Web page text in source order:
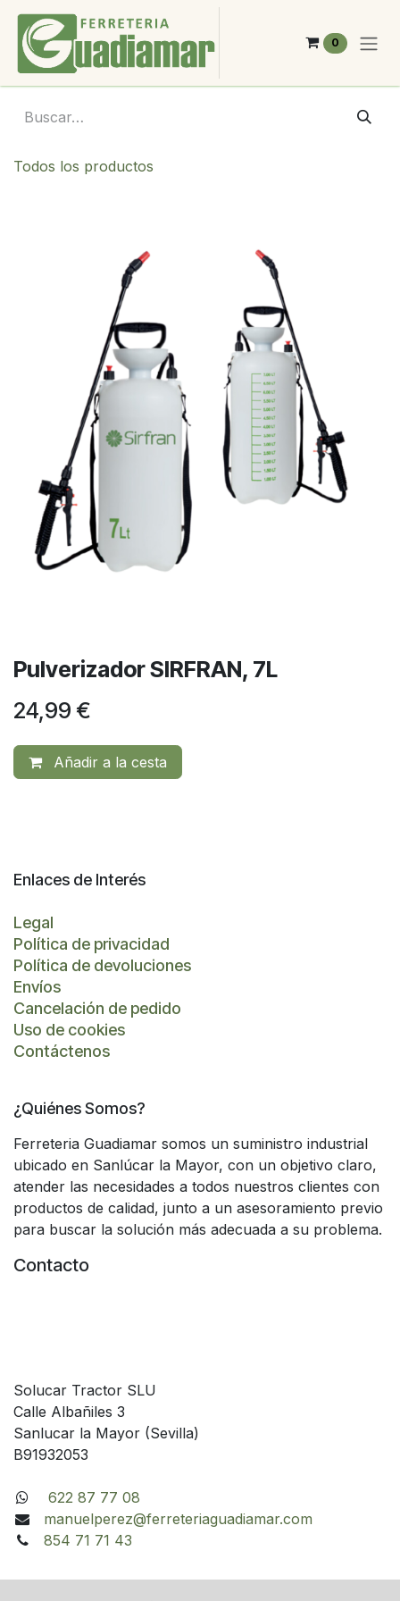
Ir al contenido
0
Todos los productos
Pulverizador SIRFRAN, 7L
24,99 €
Añadir a la cesta
Enlaces de Interés
Legal
Política de privacidad
Política de devoluciones
Envíos
Cancelación de pedido
Uso de cookies
Contáctenos
¿Quiénes Somos?
Ferreteria Guadiamar somos un suministro industrial
ubicado en Sanlúcar la Mayor, con un objetivo claro,
atender las necesidades a todos nuestros clientes con
productos de calidad, junto a un asesoramiento previo
para buscar la solución más adecuada a su problema.
Contacto
Solucar Tractor SLU
Calle Albañiles 3
Sanlucar la Mayor (Sevilla)
B91932053
622 87 77 08
manuelperez@ferreteriaguadiamar.com
854 71 71 43